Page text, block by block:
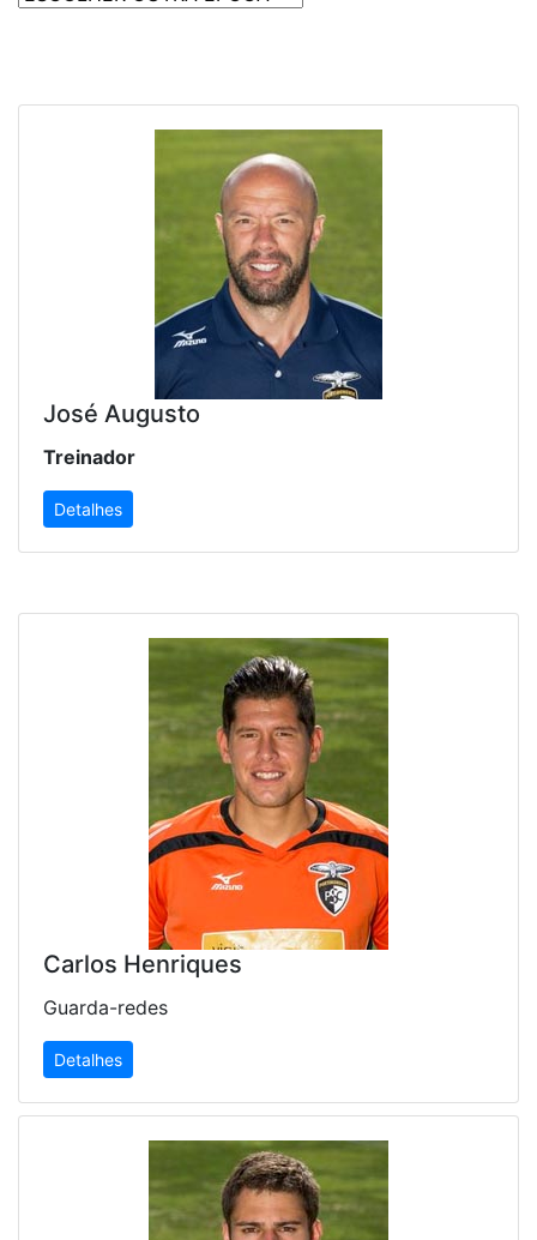
José Augusto
Treinador
Detalhes
Carlos Henriques
Guarda-redes
Detalhes